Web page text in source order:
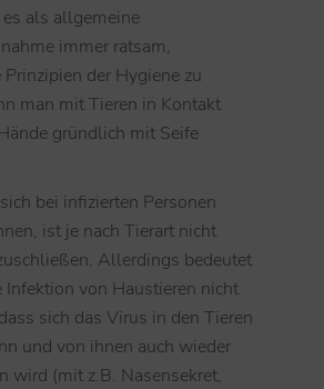
als allgemeine
immer ratsam,
der Hygiene zu
man mit Tieren in Kontakt
gründlich mit Seife
bei infizierten Personen
ist je nach Tierart nicht
Allerdings bedeutet
Infektion von Haustieren nicht
sich das Virus in den Tieren
und von ihnen auch wieder
wird (mit z.B. Nasensekret,